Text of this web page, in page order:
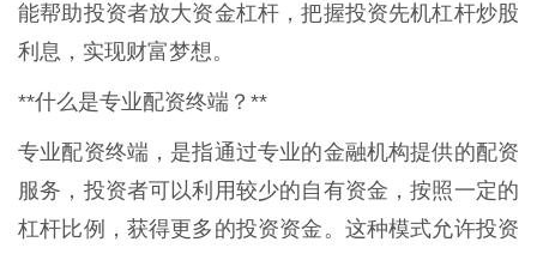
能帮助投资者放大资金杠杆，把握投资先机杠杆炒股
利息，实现财富梦想。
**什么是专业配资终端？**
专业配资终端，是指通过专业的金融机构提供的配资
服务，投资者可以利用较少的自有资金，按照一定的
杠杆比例，获得更多的投资资金。这种模式允许投资